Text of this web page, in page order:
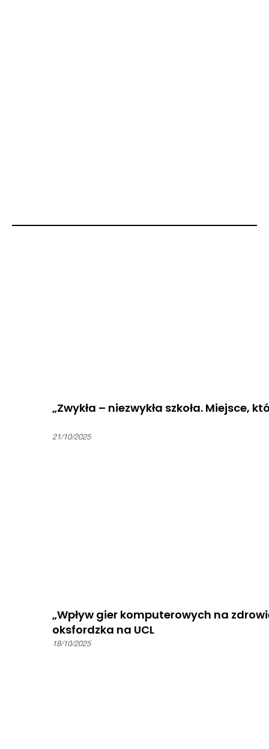
„Zwykła – niezwykła szkoła. Miejsce,
21/10/2025
„Wpływ gier komputerowych na
oksfordzka na UCL
18/10/2025